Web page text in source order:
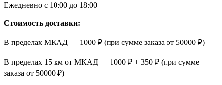
Ежедневно с 10:00 до 18:00
Стоимость доставки:
В пределах МКАД — 1000 ₽ (при сумме заказа от 50000 ₽)
В пределах 15 км от МКАД — 1000 ₽ + 350 ₽ (при сумме
заказа от 50000 ₽)